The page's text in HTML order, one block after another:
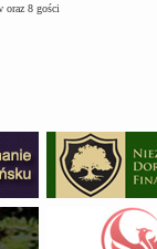
oraz 8 gości